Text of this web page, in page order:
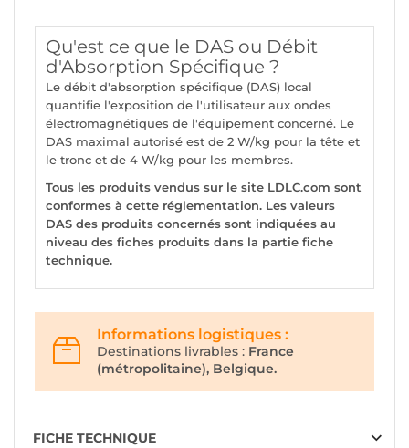
Qu'est ce que le DAS ou Débit
d'Absorption Spécifique ?
Le débit d'absorption spécifique (DAS) local
quantifie l'exposition de l'utilisateur aux ondes
électromagnétiques de l'équipement concerné. Le
DAS maximal autorisé est de 2 W/kg pour la tête et
le tronc et de 4 W/kg pour les membres.
Tous les produits vendus sur le site LDLC.com sont
conformes à cette réglementation. Les valeurs
DAS des produits concernés sont indiquées au
niveau des fiches produits dans la partie fiche
technique.
Informations logistiques :
Destinations livrables : France
(métropolitaine), Belgique.
FICHE TECHNIQUE